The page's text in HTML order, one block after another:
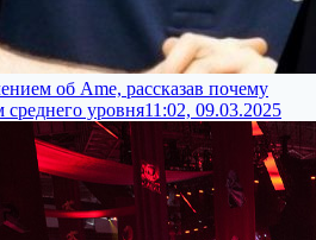
об Аme, рассказав почему
среднего уровня11:02, 09.03.2025